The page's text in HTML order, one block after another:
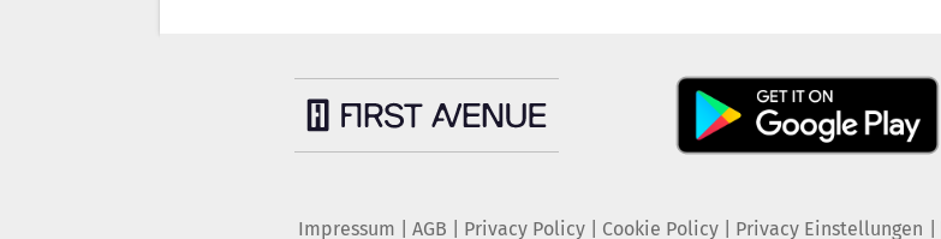
Impressum AGB Privacy Policy| Cookie Policy| Privacy Einstellungen